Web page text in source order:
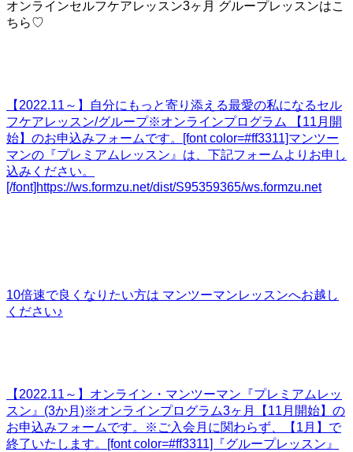
オンラインセルフケアレッスン3ヶ月 グループレッスンはこ
ちら♡
【2022.11～】自分にもっと寄り添える最愛の私になるセル
フケアレッスン/グループ※オンラインプログラム 【11月開
始】のお申込みフォームです。[font color=#ff3311]マンツー
マンの『プレミアムレッスン』は、下記フォームよりお申し
込みください。
[/font]https://ws.formzu.net/dist/S95359365/ws.formzu.net
10倍速で良くなりたい方は マンツーマンレッスンへお越し
ください♪
【2022.11～】オンライン・マンツーマン『プレミアムレッ
スン』(3か月)※オンラインプログラム3ヶ月【11月開始】の
お申込みフォームです。※ご入会月に関わらず、【1月】で
終了いたします。[font color=#ff3311]『グループレッスン』